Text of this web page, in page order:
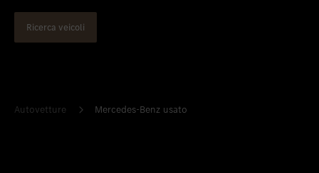
Inserire nei preferiti
Lainate - Via Scarlatti, 1
Ricerca veicoli
Autovetture Mercedes-Benz usato